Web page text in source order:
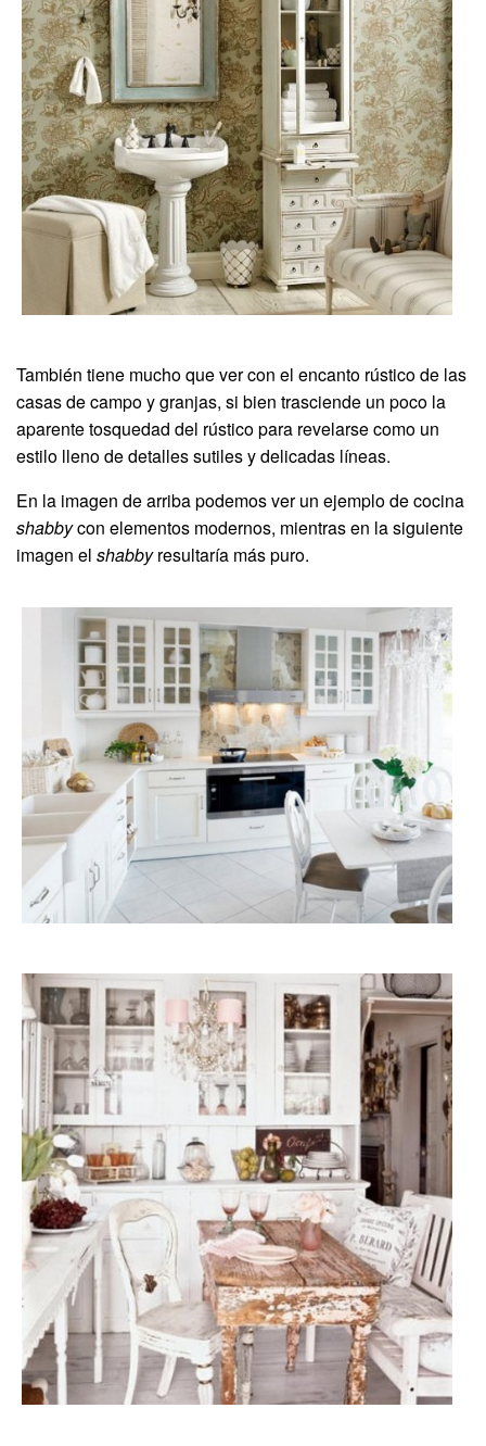
También tiene mucho que ver con el encanto rústico de las
casas de campo y granjas, si bien trasciende un poco la
aparente tosquedad del rústico para revelarse como un
estilo lleno de detalles sutiles y delicadas líneas.
En la imagen de arriba podemos ver un ejemplo de cocina
shabbycon elementos modernos, mientras en la siguiente
imagen el shabbyresultaría más puro.